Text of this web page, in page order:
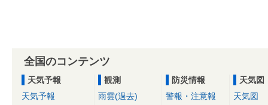
全国のコンテンツ
天気予報
天気予報
観測
雨雲(過去)
防災情報
警報・注意報
天気図
天気図